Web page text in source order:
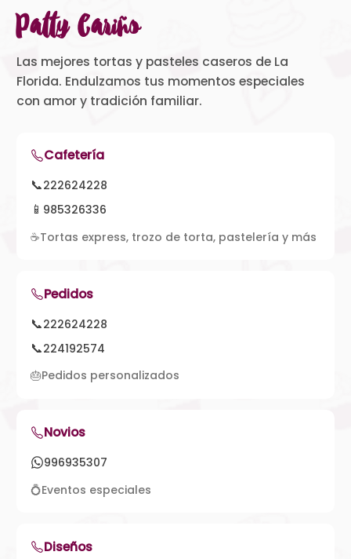
Patty Cariño
Las mejores tortas y pasteles caseros de La
Florida. Endulzamos tus momentos especiales
con amor y tradición familiar.
Cafetería
📞222624228
📱 985326336
☕Tortas express, trozo de torta, pastelería y más
Pedidos
📞222624228
📞224192574
🎂Pedidos personalizados
Novios
996935307
💍Eventos especiales
Diseños